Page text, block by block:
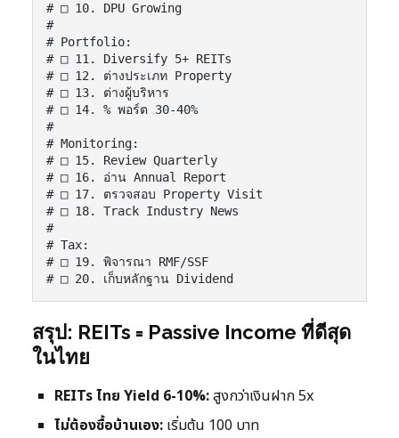
# □ 10. DPU Growing
#
# Portfolio:
# □ 11. Diversify 5+ REITs
# □ 12. ต่างประเภท Property
# □ 13. ต่างผู้บริหาร
# □ 14. % พอร์ต 30-40%
#
# Monitoring:
# □ 15. Review Quarterly
# □ 16. อ่าน Annual Report
# □ 17. ตรวจสอบ Property Visit
# □ 18. Track Industry News
#
# Tax:
# □ 19. พิจารณา RMF/SSF
# □ 20. เก็บหลักฐาน Dividend
สรุป: REITs = Passive Income ที่ดีสุด
ในไทย
REITs ไทย Yield 6-10%:สูงกว่าเงินฝาก 5x
ไม่ต้องซื้อบ้านเอง: เริ่มต้น 100 บาท